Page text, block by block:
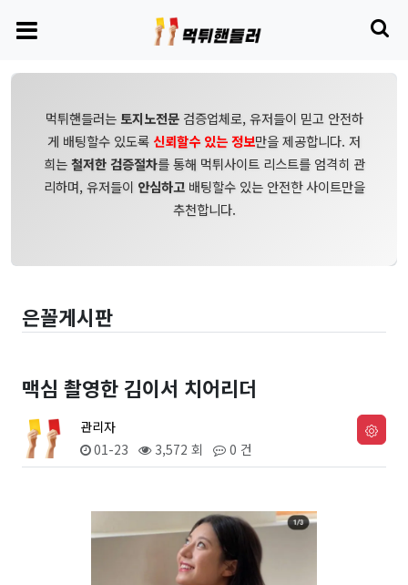
먹튀핸들러는 토지노전문검증업체로, 유저들이 믿고 안전하
게 배팅할수 있도록 신뢰할수 있는 정보만을 제공합니다. 저
희는철저한 검증절차를 통해 먹튀사이트 리스트를 엄격히 관
리하며, 유저들이 안심하고배팅할수 있는 안전한 사이트만을
추천합니다.
은꼴게시판
맥심 촬영한 김이서 치어리더
관리자
01-23
3,572 회 0 건